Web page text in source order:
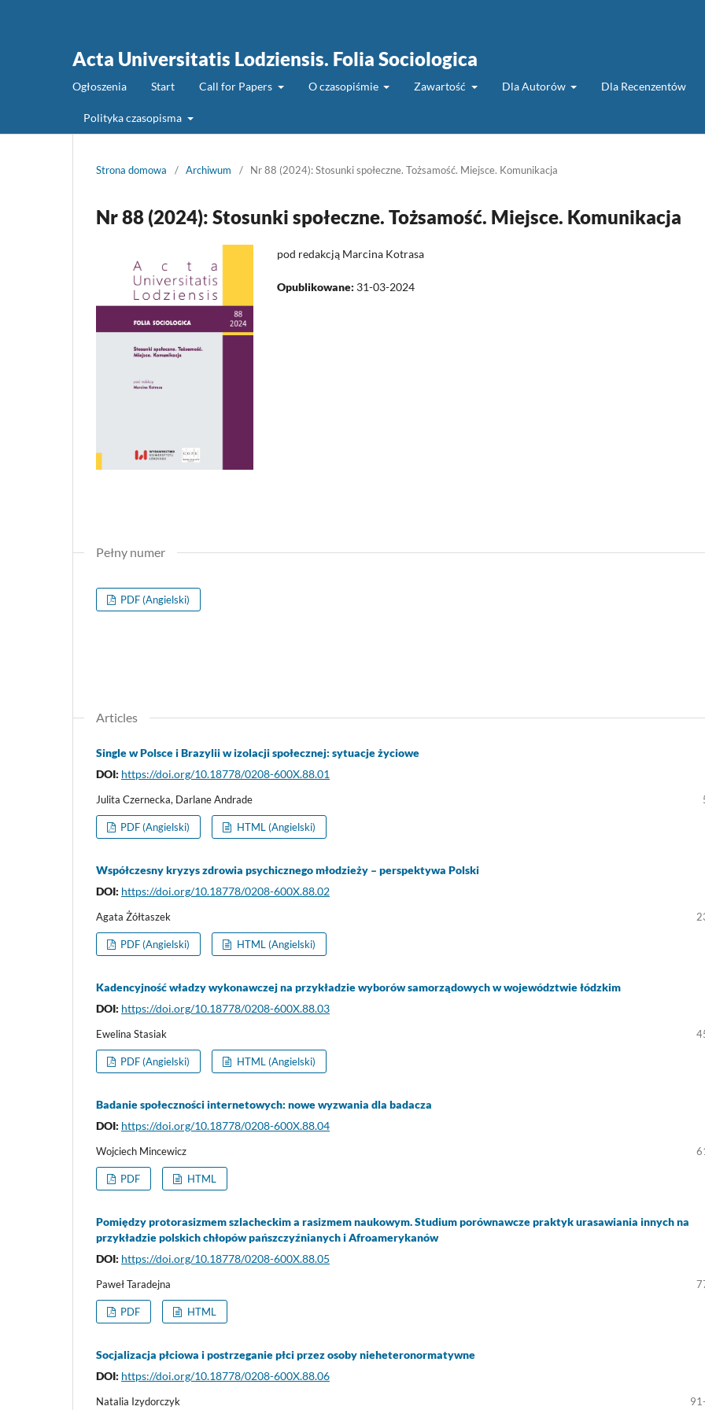
Acta Universitatis Lodziensis. Folia Sociologica
Ogłoszenia Start Call for Papers O czasopiśmie Zawartość Dla Autorów Dla Recenzentów
Polityka czasopisma
Strona domowa / Archiwum / Nr 88 (2024): Stosunki społeczne. Tożsamość. Miejsce. Komunikacja
Nr 88 (2024): Stosunki społeczne. Tożsamość. Miejsce. Komunikacja
pod redakcją Marcina Kotrasa
Opublikowane: 31-03-2024
Pełny numer
PDF (Angielski)
Articles
Single w Polsce i Brazylii w izolacji społecznej: sytuacje życiowe
DOI: https://doi.org/10.18778/0208-600X.88.01
Julita Czernecka, Darlane Andrade
PDF (Angielski) HTML (Angielski)
Współczesny kryzys zdrowia psychicznego młodzieży – perspektywa Polski
DOI: https://doi.org/10.18778/0208-600X.88.02
Agata Żółtaszek
PDF (Angielski) HTML (Angielski)
Kadencyjność władzy wykonawczej na przykładzie wyborów samorządowych w województwie łódzkim
DOI: https://doi.org/10.18778/0208-600X.88.03
Ewelina Stasiak
PDF (Angielski) HTML (Angielski)
Badanie społeczności internetowych: nowe wyzwania dla badacza
DOI: https://doi.org/10.18778/0208-600X.88.04
Wojciech Mincewicz
PDF HTML
Pomiędzy protorasizmem szlacheckim a rasizmem naukowym. Studium porównawcze praktyk urasawiania innych na
przykładzie polskich chłopów pańszczyźnianych i Afroamerykanów
DOI: https://doi.org/10.18778/0208-600X.88.05
Paweł Taradejna
PDF HTML
Socjalizacja płciowa i postrzeganie płci przez osoby nieheteronormatywne
DOI: https://doi.org/10.18778/0208-600X.88.06
Natalia Izydorczyk